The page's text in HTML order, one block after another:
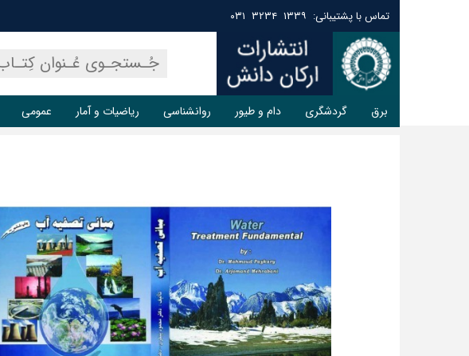
برق گردشگری دام و طیور روانشناسی ریاضیات و آمار عمومی
تماس با پشتیبانی: ۱۳۳۹ ۳۲۳۴ ۰۳۱